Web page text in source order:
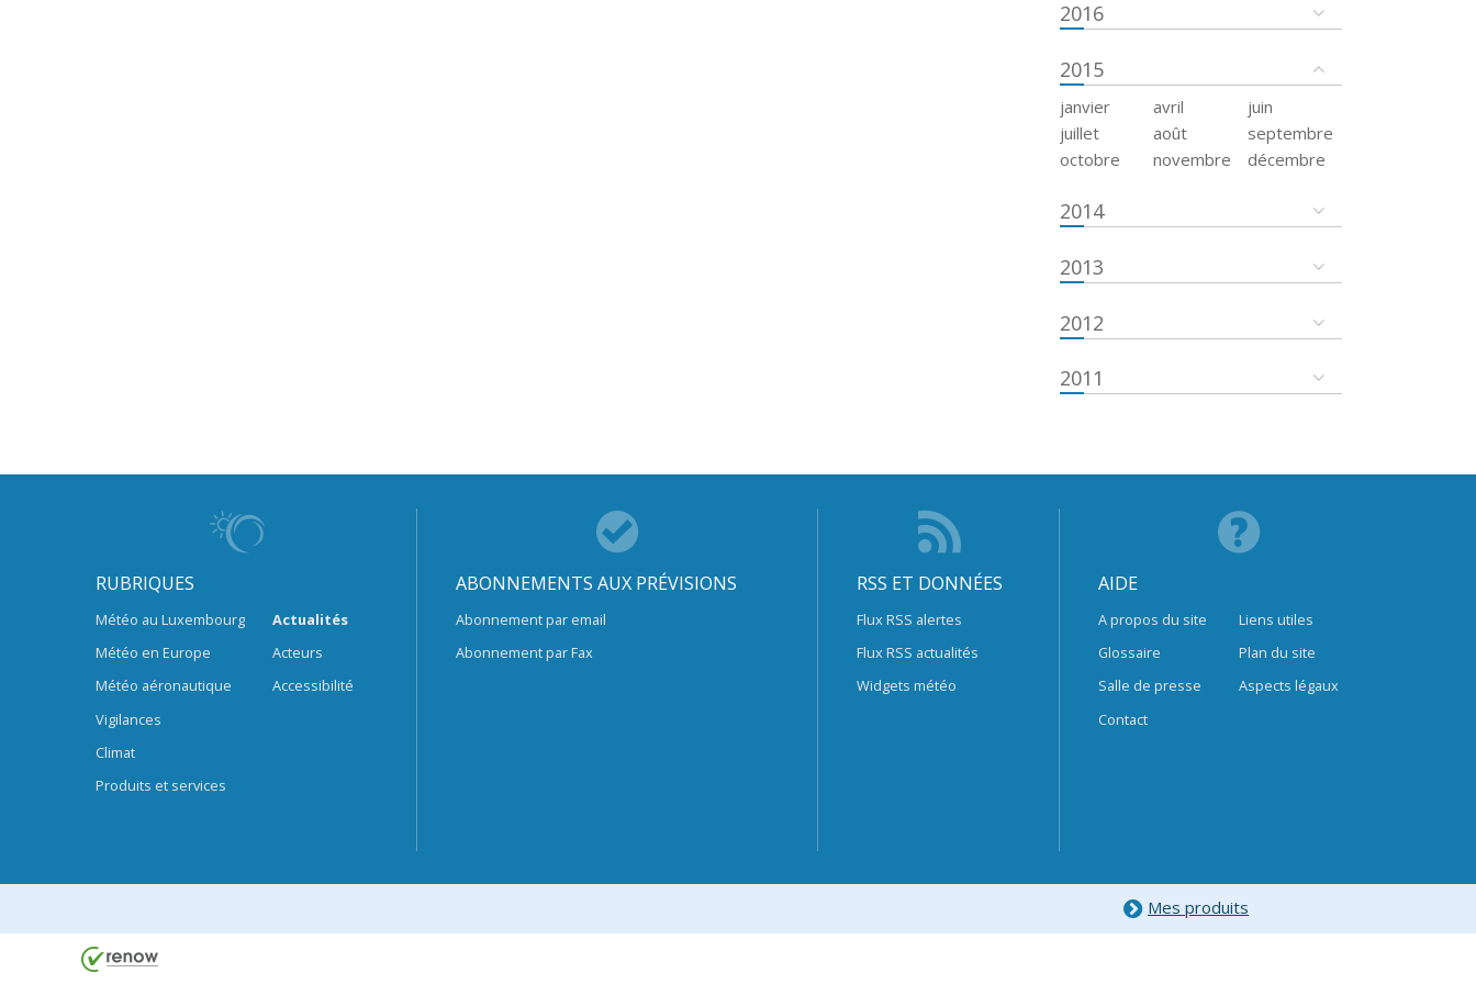
2016
2015
janvier avril
juin
juillet
août
septembre
octobre
novembre décembre
2014
2013
2012
2011
RUBRIQUES
Météo au Luxembourg
Météo en Europe
Météo aéronautique
Vigilances
Climat
Produits et services
Actualités
Acteurs
Accessibilité
ABONNEMENTS AUX PRÉVISIONS
Abonnement par email
Abonnement par Fax
RSS ET DONNÉES
Flux RSS alertes
Flux RSS actualités
Widgets météo
AIDE
A propos du site
Glossaire
Salle de presse
Contact
Liens utiles
Plan du site
Aspects légaux
Mes produits